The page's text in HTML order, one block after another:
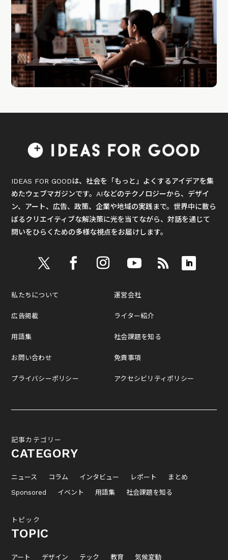
IDEAS FOR GOODは、社会を「もっと」よくするアイデアを集
めたウェブマガジンです。AIなどのテクノロジーから、デザイ
ン、アート、広告、政策、企業や地域の実践まで。世界中に散ら
ばるクリエイティブな解決策に光を当てながら、対話を通じて
問いをひらくための多様な視点をお届けします。
私たちについて
広告掲載
用語集
お問い合わせ
プライバシーポリシー
運営会社
ライター紹介
社会課題を知る
免責事項
アクセシビリティポリシー
記事カテゴリー
CATEGORY
ニュース コラム インタビュー レポート
まとめ
Sponsored
イベント 用語集 社会課題を知る
トピック
TOPIC
アート デザイン テック 教育 気候変動